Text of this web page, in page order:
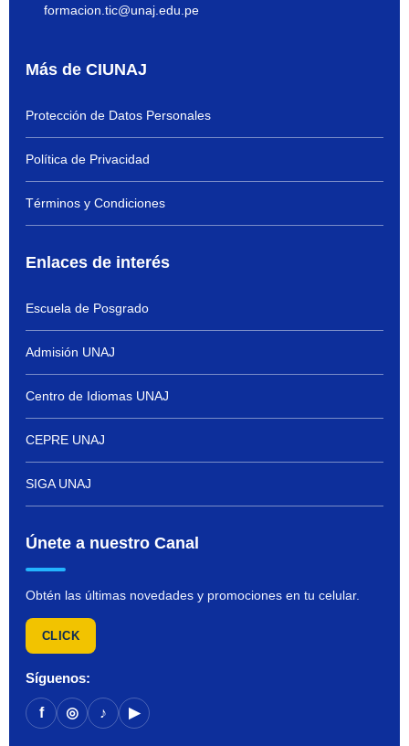
formacion.tic@unaj.edu.pe
Más de CIUNAJ
Protección de Datos Personales
Política de Privacidad
Términos y Condiciones
Enlaces de interés
Escuela de Posgrado
Admisión UNAJ
Centro de Idiomas UNAJ
CEPRE UNAJ
SIGA UNAJ
Únete a nuestro Canal
Obtén las últimas novedades y promociones en tu celular.
CLICK
Síguenos:
f ◎ ♪ ▶